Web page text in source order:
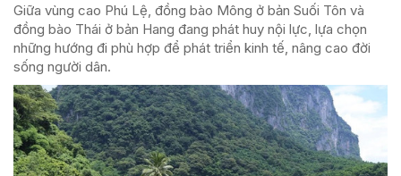
Giữa vùng cao Phú Lệ, đồng bào Mông ở bản Suối Tôn và
đồng bào Thái ở bản Hang đang phát huy nội lực, lựa chọn
những hướng đi phù hợp để phát triển kinh tế, nâng cao đời
sống người dân.